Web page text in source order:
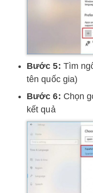
Bước 5: Tìm
tên quốc gia)
Bước 6: Chọn
kết quả